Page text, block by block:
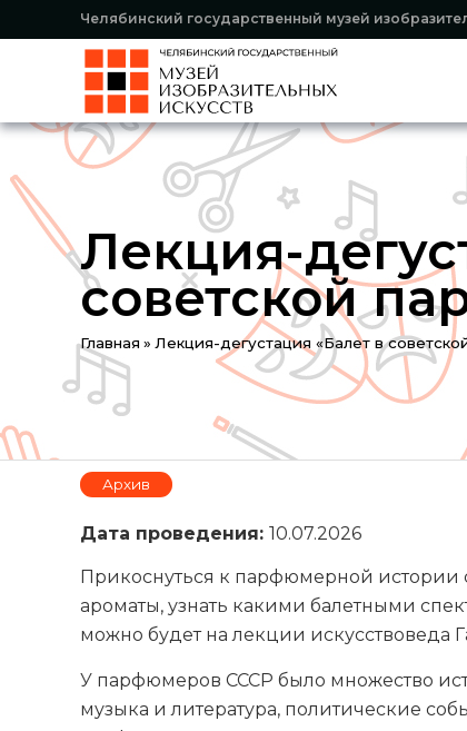
Челябинский государственный музей
Лекция-
советской
Вы
здесь
Главная » Лекция-дегустация «Балет в
Архив
Дата проведения: 10.07.2026
Прикоснуться к парфюмерной истории
ароматы, узнать какими балетными
можно будет на лекции искусствоведа
У парфюмеров СССР было множество
музыка и литература, политические